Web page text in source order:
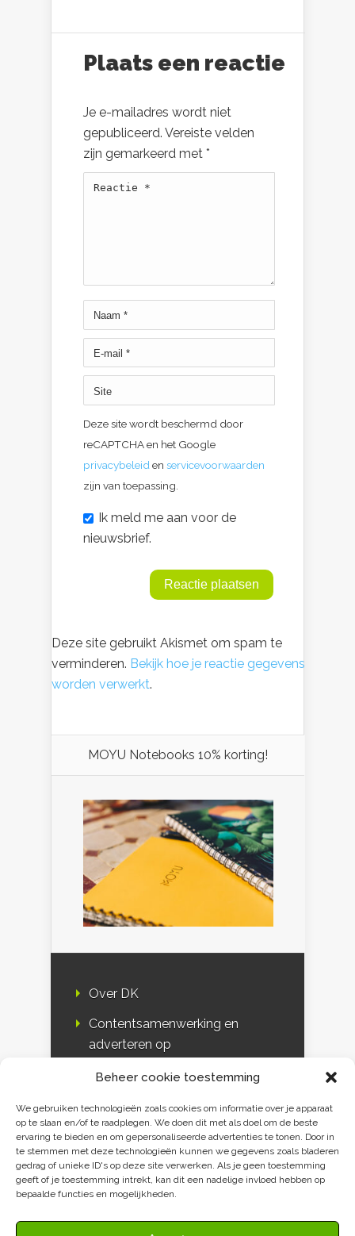
Beheer cookie toestemming
We gebruiken technologieën zoals cookies om informatie over je apparaat
op te slaan en/of te raadplegen. We doen dit met als doel om de beste
ervaring te bieden en om gepersonaliseerde advertenties te tonen. Door in
te stemmen met deze technologieën kunnen we gegevens zoals bladeren
gedrag of unieke ID's op deze site verwerken. Als je geen toestemming
geeft of je toestemming intrekt, kan dit een nadelige invloed hebben op
bepaalde functies en mogelijkheden.
Plaats een reactie
Je e-mailadres wordt niet
gepubliceerd. Vereiste velden
zijn gemarkeerd met *
Deze site wordt beschermd door
reCAPTCHA en het Google
privacybeleid en servicevoorwaarden
zijn van toepassing.
Ik meld me aan voor de
nieuwsbrief.
Deze site gebruikt Akismet om spam te
verminderen. Bekijk hoe je reactie gegevens
worden verwerkt.
MOYU Notebooks 10% korting!
Over DK
Contentsamenwerking en
adverteren op
DK & media
Disclaimer
Privacy verklaring